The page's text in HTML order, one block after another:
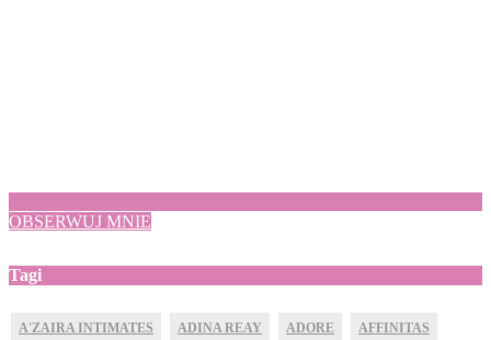
OBSERWUJ MNIE
Tagi
A'ZAIRA INTIMATES ADINA REAY ADORE AFFINITAS